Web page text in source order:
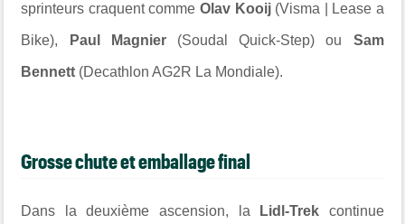
sprinteurs craquent comme Olav Kooij(Visma | Lease a
Bike), Paul Magnier (Soudal Quick-Step) ou Sam
Bennett (Decathlon AG2R La Mondiale).
Grosse chute et emballage final
Dans la deuxième ascension, la Lidl-Trek continue